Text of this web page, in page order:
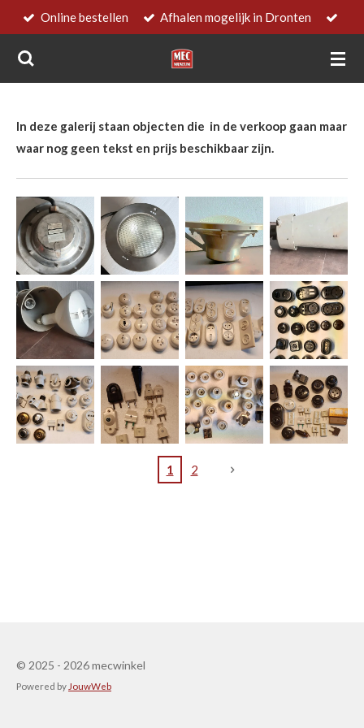
naar
de
Online bestellen Afhalen mogelijk in Dronten
In deze galerij staan objecten die in de verkoop gaan maar
waar nog geen tekst en prijs beschikbaar zijn.
1 2
© 2025 - 2026 mecwinkel
Powered by JouwWeb